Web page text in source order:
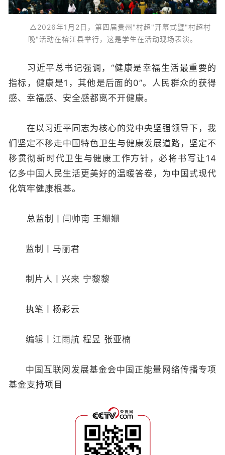
△2026年1月2日，第四届贵州"村超"开幕式暨"村超村
晚"活动在榕江县举行，这是学生在活动现场表演。
习近平总书记强调，“健康是幸福生活最重要的
指标，健康是1，其他是后面的0”。人民群众的获得
感、幸福感、安全感都离不开健康。
在以习近平同志为核心的党中央坚强领导下，我
们坚定不移走中国特色卫生与健康发展道路，坚定不
移贯彻新时代卫生与健康工作方针，必将书写让14
亿多中国人民生活更美好的温暖答卷，为中国式现代
化筑牢健康根基。
总监制丨闫帅南 王姗姗
监制丨马丽君
制片人丨兴来 宁黎黎
执笔丨杨彩云
编辑丨江雨航 程昱 张亚楠
中国互联网发展基金会中国正能量网络传播专项
基金支持项目